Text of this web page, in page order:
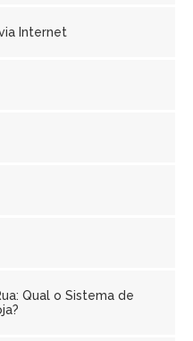
Internet
Qual o Sistema de